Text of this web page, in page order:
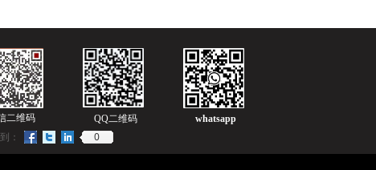
二维码 whatsapp
： 0
QQ二维码